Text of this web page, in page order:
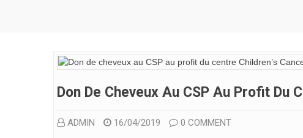
Don De Cheveux Au CSP Au Profit Du
ADMIN 16/04/2019 0 COMMENT